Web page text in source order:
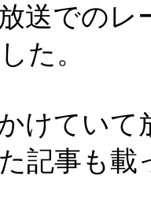
送でのレ
た。
けていて
記事も載